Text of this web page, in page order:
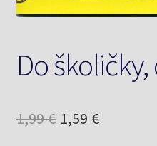
Do
1,99€ Pôvodná
1,59 €Aktuálna